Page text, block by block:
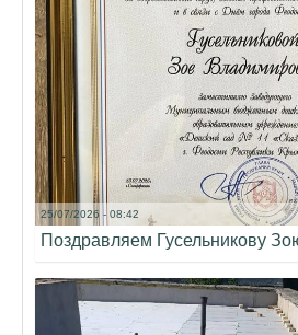
25/07/2026 - 08:42
Поздравляем Гусельникову